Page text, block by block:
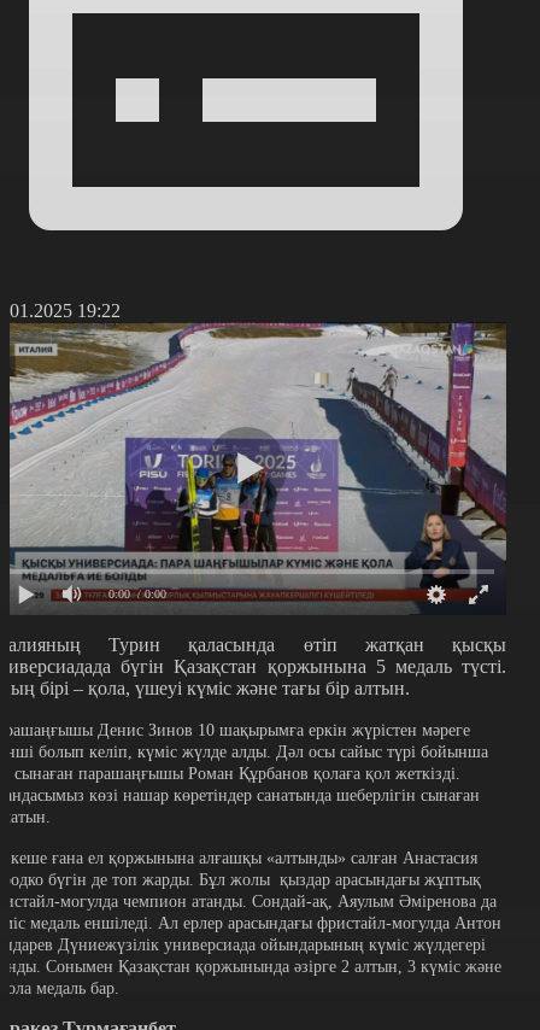
19:22
0:00 / 0:00
Турин қаласында өтіп жатқан қысқы
бүгін Қазақстан қоржынына 5 медаль түсті.
бірі – қола, үшеуі күміс және тағы бір алтын.
Денис Зинов 10 шақырымға еркін жүрістен мәреге
болып келіп, күміс жүлде алды. Дәл осы сайыс түрі бойынша
сынаған парашаңғышы Роман Құрбанов қолаға қол жеткізді.
көзі нашар көретіндер санатында шеберлігін сынаған
кеше ғана ел қоржынына алғашқы «алтынды» салған Анастасия
бүгін де топ жарды. Бұл жолы қыздар арасындағы жұптық
могулда чемпион атанды. Сондай-ақ, Аяулым Әміренова да
медаль еншіледі. Ал ерлер арасындағы фристайл-могулда Антон
Дүниежүзілік универсиада ойындарының күміс жүлдегері
Сонымен Қазақстан қоржынында әзірге 2 алтын, 3 күміс және
медаль бар.